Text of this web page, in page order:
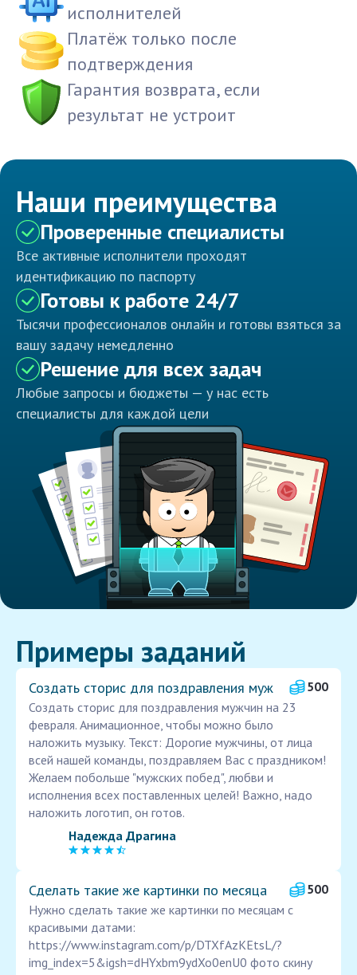
исполнителей
Платёж только после
подтверждения
Гарантия возврата, если
результат не устроит
Наши преимущества
Проверенные специалисты
Все активные исполнители проходят
идентификацию по паспорту
Готовы к работе 24/7
Тысячи профессионалов онлайн и готовы взяться за
вашу задачу немедленно
Решение для всех задач
Любые запросы и бюджеты — у нас есть
специалисты для каждой цели
Примеры заданий
Создать сторис для поздравления муж
500
Создать сторис для поздравления мужчин на 23
февраля. Анимационное, чтобы можно было
наложить музыку. Текст: Дорогие мужчины, от лица
всей нашей команды, поздравляем Вас с праздником!
Желаем побольше "мужских побед", любви и
исполнения всех поставленных целей! Важно, надо
наложить логотип, он готов.
Надежда Драгина
Сделать такие же картинки по месяца
500
Нужно сделать такие же картинки по месяцам с
красивыми датами:
https://www.instagram.com/p/DTXfAzKEtsL/?
img_index=5&igsh=dHYxbm9ydXo0enU0 фото скину